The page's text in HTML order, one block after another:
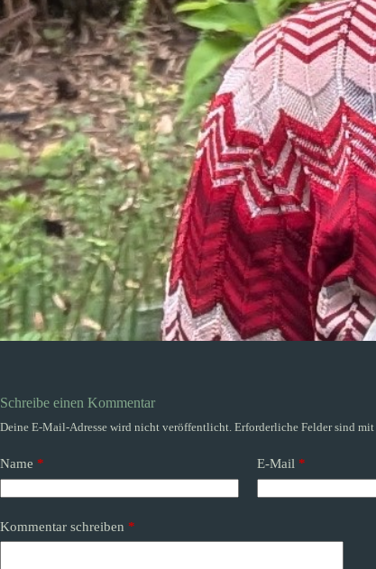
Schreibe einen Kommentar
Deine E-Mail-Adresse wird nicht veröffentlicht. Erforderliche Felder sind mit
Name * E-Mail *
Kommentar schreiben *